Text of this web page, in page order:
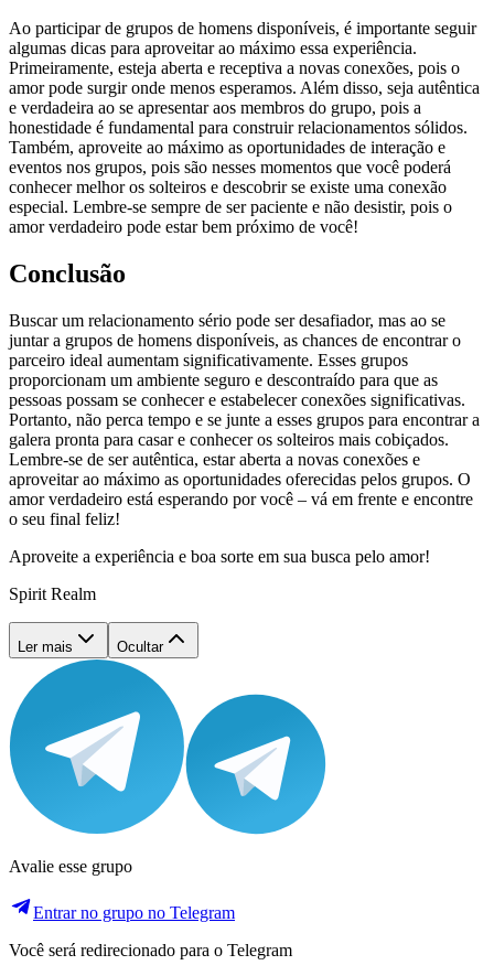
Ao participar de grupos de homens disponíveis, é importante seguir
algumas dicas para aproveitar ao máximo essa experiência.
Primeiramente, esteja aberta e receptiva a novas conexões, pois o
amor pode surgir onde menos esperamos. Além disso, seja autêntica
e verdadeira ao se apresentar aos membros do grupo, pois a
honestidade é fundamental para construir relacionamentos sólidos.
Também, aproveite ao máximo as oportunidades de interação e
eventos nos grupos, pois são nesses momentos que você poderá
conhecer melhor os solteiros e descobrir se existe uma conexão
especial. Lembre-se sempre de ser paciente e não desistir, pois o
amor verdadeiro pode estar bem próximo de você!
Conclusão
Buscar um relacionamento sério pode ser desafiador, mas ao se
juntar a grupos de homens disponíveis, as chances de encontrar o
parceiro ideal aumentam significativamente. Esses grupos
proporcionam um ambiente seguro e descontraído para que as
pessoas possam se conhecer e estabelecer conexões significativas.
Portanto, não perca tempo e se junte a esses grupos para encontrar a
galera pronta para casar e conhecer os solteiros mais cobiçados.
Lembre-se de ser autêntica, estar aberta a novas conexões e
aproveitar ao máximo as oportunidades oferecidas pelos grupos. O
amor verdadeiro está esperando por você – vá em frente e encontre
o seu final feliz!
Aproveite a experiência e boa sorte em sua busca pelo amor!
Spirit Realm
Ler mais Ocultar
Avalie esse grupo
Entrar no grupo no Telegram
Você será redirecionado para o Telegram